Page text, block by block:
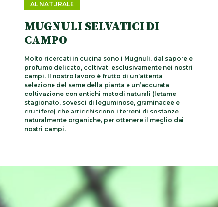
AL NATURALE
MUGNULI SELVATICI DI
CAMPO
Molto ricercati in cucina sono i Mugnuli, dal sapore e
profumo delicato, coltivati esclusivamente nei nostri
campi. Il nostro lavoro è frutto di un’attenta
selezione del seme della pianta e un’accurata
coltivazione con antichi metodi naturali (letame
stagionato, sovesci di leguminose, graminacee e
crucifere) che arricchiscono i terreni di sostanze
naturalmente organiche, per ottenere il meglio dai
nostri campi.